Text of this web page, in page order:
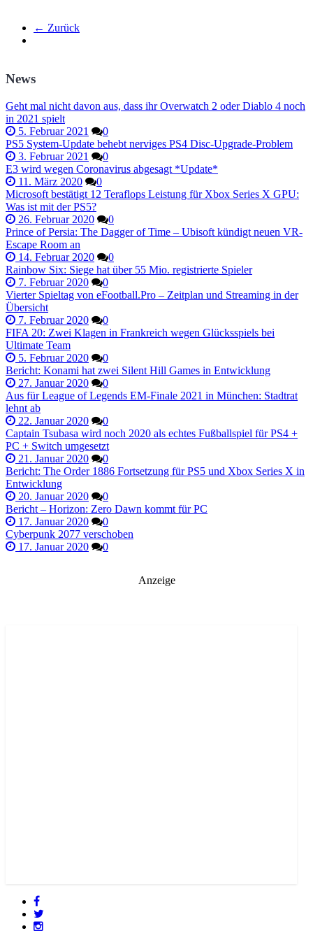
← Zurück
News
Geht mal nicht davon aus, dass ihr Overwatch 2 oder Diablo 4 noch
in 2021 spielt
5. Februar 2021
0
PS5 System-Update behebt nerviges PS4 Disc-Upgrade-Problem
3. Februar 2021
0
E3 wird wegen Coronavirus abgesagt *Update*
11. März 2020
0
Microsoft bestätigt 12 Teraflops Leistung für Xbox Series X GPU:
Was ist mit der PS5?
26. Februar 2020
0
Prince of Persia: The Dagger of Time – Ubisoft kündigt neuen VR-
Escape Room an
14. Februar 2020
0
Rainbow Six: Siege hat über 55 Mio. registrierte Spieler
7. Februar 2020
0
Vierter Spieltag von eFootball.Pro – Zeitplan und Streaming in der
Übersicht
7. Februar 2020
0
FIFA 20: Zwei Klagen in Frankreich wegen Glücksspiels bei
Ultimate Team
5. Februar 2020
0
Bericht: Konami hat zwei Silent Hill Games in Entwicklung
27. Januar 2020
0
Aus für League of Legends EM-Finale 2021 in München: Stadtrat
lehnt ab
22. Januar 2020
0
Captain Tsubasa wird noch 2020 als echtes Fußballspiel für PS4 +
PC + Switch umgesetzt
21. Januar 2020
0
Bericht: The Order 1886 Fortsetzung für PS5 und Xbox Series X in
Entwicklung
20. Januar 2020
0
Bericht – Horizon: Zero Dawn kommt für PC
17. Januar 2020
0
Cyberpunk 2077 verschoben
17. Januar 2020
0
Anzeige